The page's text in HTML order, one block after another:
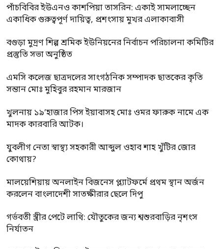
পাঁচবিবির ইউএনও কাশপিয়া তাসরিন: একাই সামলাচ্ছেন
একাধিক গুরুত্বপূর্ণ দায়িত্ব, প্রশংসায় মুখর এলাকাবাসী
বগুড়া মুদ্রণ শিল্প শ্রমিক ইউনিয়নের নির্বাচন পরিচালনা কমিটির
প্রস্তুতি সভা অনুষ্ঠিত
এমসি কলেজ ছাত্রদলের সাংগঠনিক সম্পাদক ছাতকের কৃতি
সন্তান মোঃ মুহিবুর রহমান মারজান
খুলনায় ১৯’হাজার পিস ইয়াবাসহ মোঃ ওমর ফারুক নামে এক
মাদক কারবারি আটক।
যুবলীগ নেতা স্বাস্থ্য সহকারী আব্দুল ওহাব শাহ খুঁটির জোর
কোথায়?
মালয়েশিয়ায় অনলাইন বিজনেস প্ল্যাটফর্মে প্রথম স্থান অর্জন
করলেন বাংলাদেশী সাতক্ষীরার ছেলে দিপু
গর্ভবতী স্ত্রীর পেটে লাথি: যৌতুকের জন্য শ্বশুরবাড়ির নৃশংস
নির্যাতন